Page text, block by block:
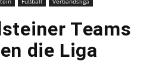
Teams
die Liga